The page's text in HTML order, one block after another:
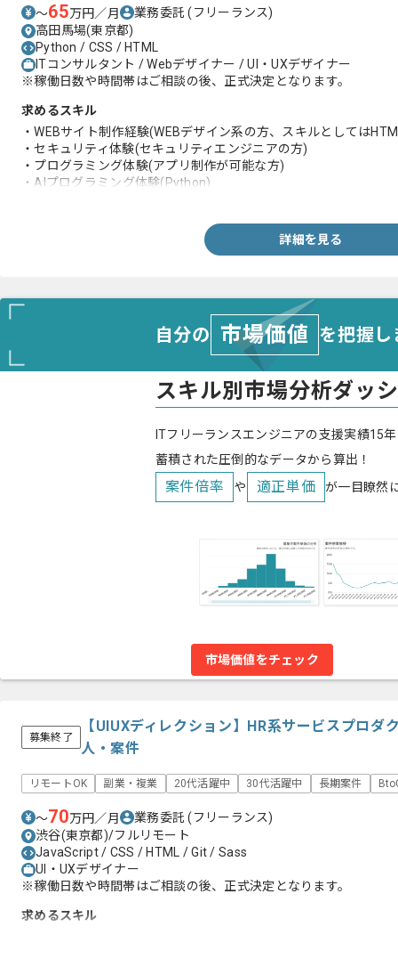
〜65万円／月 業務委託(フリーランス)
高田馬場(東京都)
Python / CSS / HTML
ITコンサルタント / Webデザイナー / UI・UXデザイナー
※稼働日数や時間帯はご相談の後、正式決定となります。
求めるスキル
・WEBサイト制作経験(WEBデザイン系の方、スキルとしては
・セキュリティ体験(セキュリティエンジニアの方)
・プログラミング体験(アプリ制作が可能な方)
・AIプログラミング体験(Python)
詳細を見る
自分の 市場価値 を把握
スキル別市場分析ダッ
ITフリーランスエンジニアの支援実績15
蓄積された圧倒的なデータから算出！
案件倍率 や 適正単価 が一目瞭然
市場価値をチェック
募集終了
【UIUXディレクション】HR系サービスプロダ
人・案件
リモートOK 副業・複業 20代活躍中 30代活躍中 長期案件
〜70万円／月 業務委託(フリーランス)
渋谷(東京都)/フルリモート
JavaScript / CSS / HTML / Git / Sass
UI・UXデザイナー
※稼働日数や時間帯はご相談の後、正式決定となります。
求めるスキル